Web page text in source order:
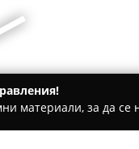
материали, за да се